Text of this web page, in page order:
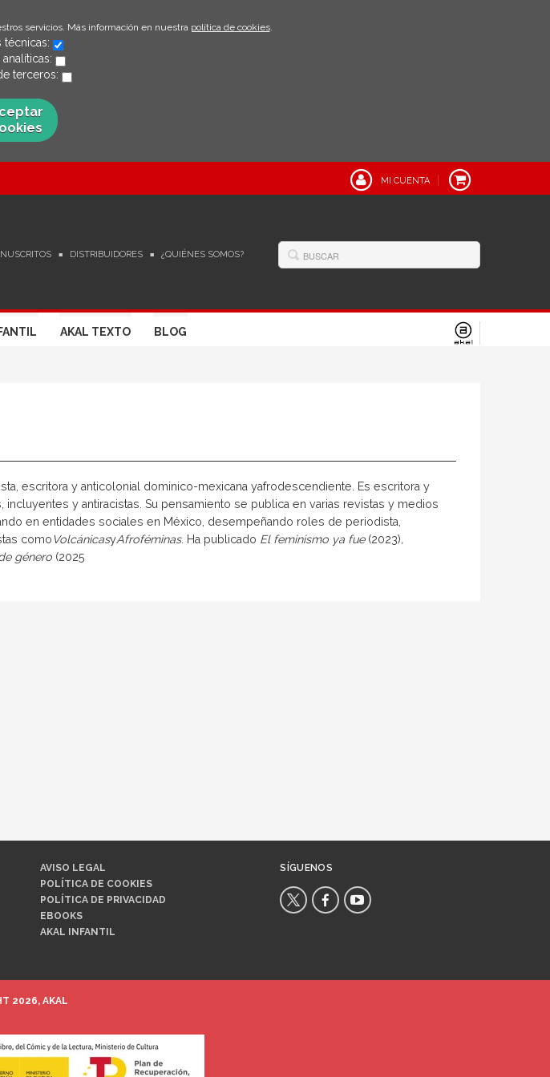
servicios. Más información en nuestra política de cookies.
técnicas:
terceros:
MI CUENTA
DISTRIBUIDORES ¿QUIÉNES SOMOS?
AKAL TEXTO BLOG
escritora y anticolonial dominico-mexicana yafrodescendiente. Es escritora y
incluyentes y antiracistas. Su pensamiento se publica en varias revistas y medios
en entidades sociales en México, desempeñando roles de periodista,
comoVolcánicasyAfroféminas. Ha publicado El feminismo ya fue (2023),
género (2025
AVISO LEGAL
POLÍTICA DE COOKIES
POLÍTICA DE PRIVACIDAD
EBOOKS
AKAL INFANTIL
SÍGUENOS
2026, AKAL